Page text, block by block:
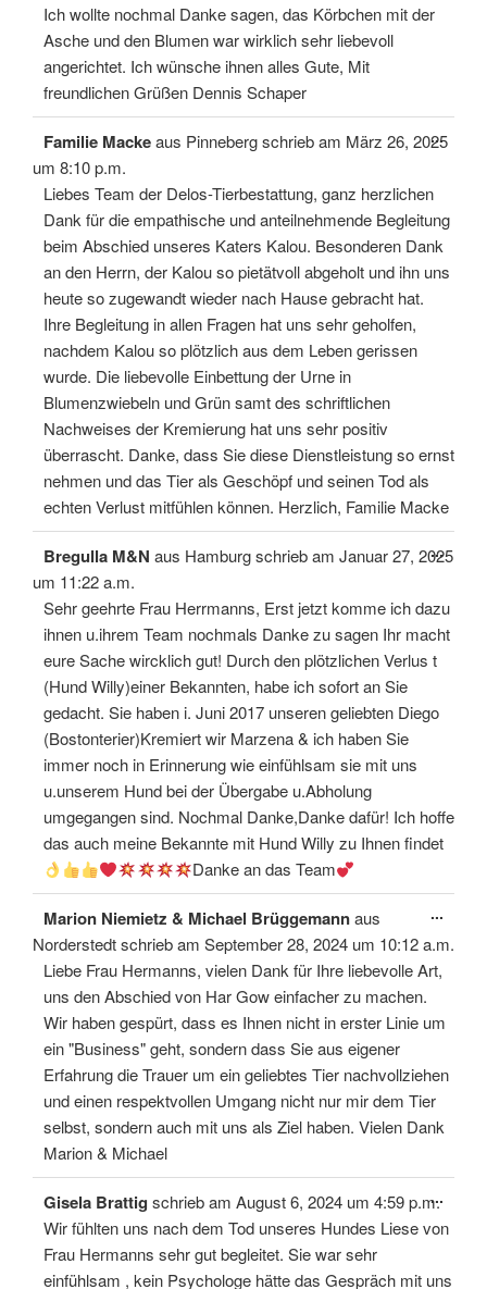
Ich wollte nochmal Danke sagen, das Körbchen mit der
Asche und den Blumen war wirklich sehr liebevoll
angerichtet. Ich wünsche ihnen alles Gute, Mit
freundlichen Grüßen Dennis Schaper
Familie Mackeaus Pinnebergschrieb am März 26, 2025
um 8:10 p.m.
Liebes Team der Delos-Tierbestattung, ganz herzlichen
Dank für die empathische und anteilnehmende Begleitung
beim Abschied unseres Katers Kalou. Besonderen Dank
an den Herrn, der Kalou so pietätvoll abgeholt und ihn uns
heute so zugewandt wieder nach Hause gebracht hat.
Ihre Begleitung in allen Fragen hat uns sehr geholfen,
nachdem Kalou so plötzlich aus dem Leben gerissen
wurde. Die liebevolle Einbettung der Urne in
Blumenzwiebeln und Grün samt des schriftlichen
Nachweises der Kremierung hat uns sehr positiv
überrascht. Danke, dass Sie diese Dienstleistung so ernst
nehmen und das Tier als Geschöpf und seinen Tod als
echten Verlust mitfühlen können. Herzlich, Familie Macke
...Diese
Bregulla M&N aus Hamburgschrieb am Januar 27, 2025
um 11:22 a.m.
Sehr geehrte Frau Herrmanns, Erst jetzt komme ich dazu
ihnen u.ihrem Team nochmals Danke zu sagen Ihr macht
eure Sache wircklich gut! Durch den plötzlichen Verlus t
(Hund Willy)einer Bekannten, habe ich sofort an Sie
gedacht. Sie haben i. Juni 2017 unseren geliebten Diego
(Bostonterier)Kremiert wir Marzena & ich haben Sie
immer noch in Erinnerung wie einfühlsam sie mit uns
u.unserem Hund bei der Übergabe u.Abholung
umgegangen sind. Nochmal Danke,Danke dafür! Ich hoffe
das auch meine Bekannte mit Hund Willy zu Ihnen findet
Danke an das Team
...Diese
Marion Niemietz & Michael Brüggemannaus
Norderstedtschrieb am September 28, 2024 um 10:12 a.m.
Liebe Frau Hermanns, vielen Dank für Ihre liebevolle Art,
uns den Abschied von Har Gow einfacher zu machen.
Wir haben gespürt, dass es Ihnen nicht in erster Linie um
ein "Business" geht, sondern dass Sie aus eigener
Erfahrung die Trauer um ein geliebtes Tier nachvollziehen
und einen respektvollen Umgang nicht nur mir dem Tier
selbst, sondern auch mit uns als Ziel haben. Vielen Dank
Marion & Michael
...
ein-/
Gisela Brattig schrieb am August 6, 2024 um 4:59 p.m.
Wir fühlten uns nach dem Tod unseres Hundes Liese von
Frau Hermanns sehr gut begleitet. Sie war sehr
einfühlsam , kein Psychologe hätte das Gespräch mit uns
...
ein-/